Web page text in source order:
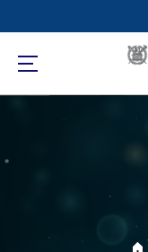
로
메